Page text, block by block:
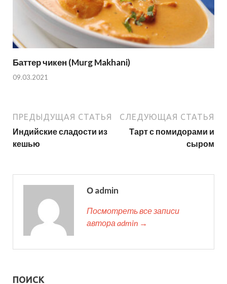
Баттер чикен (Murg Makhani)
09.03.2021
ПРЕДЫДУЩАЯ СТАТЬЯ
Индийские сладости из
кешью
СЛЕДУЮЩАЯ СТАТЬЯ
Тарт с помидорами и
сыром
О admin
Посмотреть все записи
автора admin →
ПОИСК